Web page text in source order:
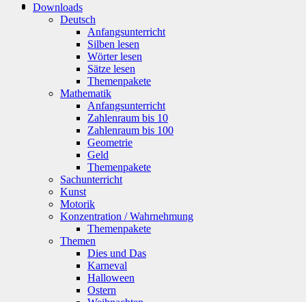
Downloads
Deutsch
Anfangsunterricht
Silben lesen
Wörter lesen
Sätze lesen
Themenpakete
Mathematik
Anfangsunterricht
Zahlenraum bis 10
Zahlenraum bis 100
Geometrie
Geld
Themenpakete
Sachunterricht
Kunst
Motorik
Konzentration / Wahrnehmung
Themenpakete
Themen
Dies und Das
Karneval
Halloween
Ostern